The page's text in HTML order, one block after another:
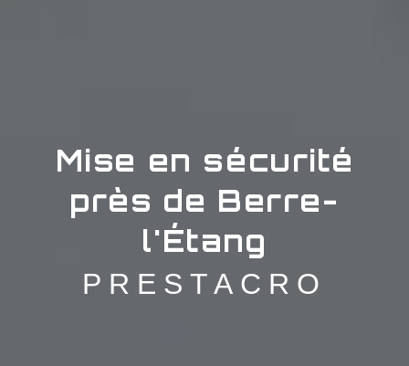
Mise en sécurité
près de Berre-
l'Étang
PRESTACRO